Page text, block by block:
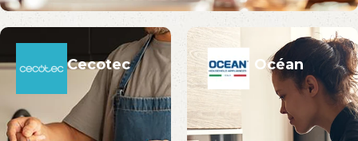
Cecotec Océan